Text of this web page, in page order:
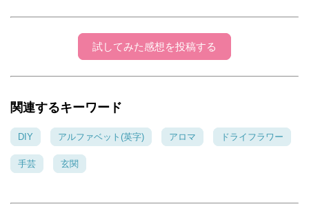
試してみた感想を投稿する
関連するキーワード
DIY アルファベット(英字) アロマ ドライフラワー
手芸 玄関